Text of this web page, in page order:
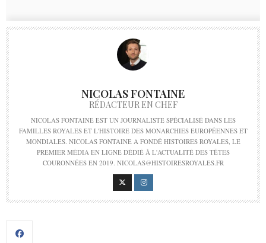
NICOLAS FONTAINE
RÉDACTEUR EN CHEF
NICOLAS FONTAINE EST UN JOURNALISTE SPÉCIALISÉ DANS LES
FAMILLES ROYALES ET L'HISTOIRE DES MONARCHIES EUROPÉENNES ET
MONDIALES. NICOLAS FONTAINE A FONDÉ HISTOIRES ROYALES, LE
PREMIER MÉDIA EN LIGNE DÉDIÉ À L'ACTUALITÉ DES TÊTES
COURONNÉES EN 2019. NICOLAS@HISTOIRESROYALES.FR